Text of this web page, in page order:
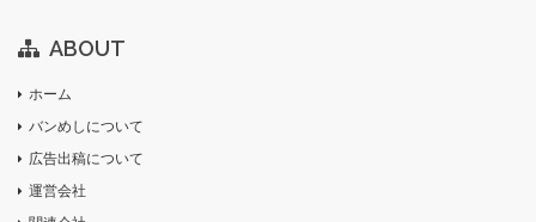
ABOUT
ホーム
バンめしについて
広告出稿について
運営会社